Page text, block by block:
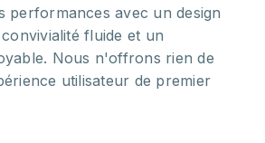
performances avec un design
fluide et un
Nous n'offrons rien de
utilisateur de premier